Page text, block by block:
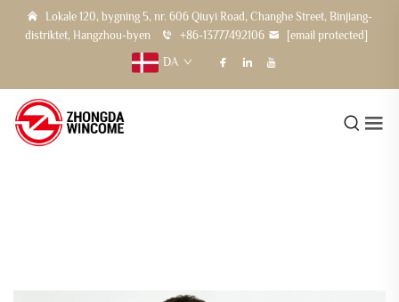
Lokale 120, bygning 5, nr. 606 Qiuyi Road, Changhe Street, Binjiang-
distriktet, Hangzhou-byen
+86-13777492106
[email protected]
DA